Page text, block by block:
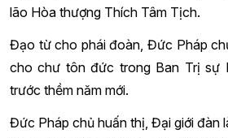
lão Hòa thượng Thích Tâm Tịch.
Đạo từ cho phái đoàn, Đức Pháp
cho chư tôn đức trong Ban Trị sự
trước thềm năm mới.
Đức Pháp chủ huấn thị, Đại giới đàn